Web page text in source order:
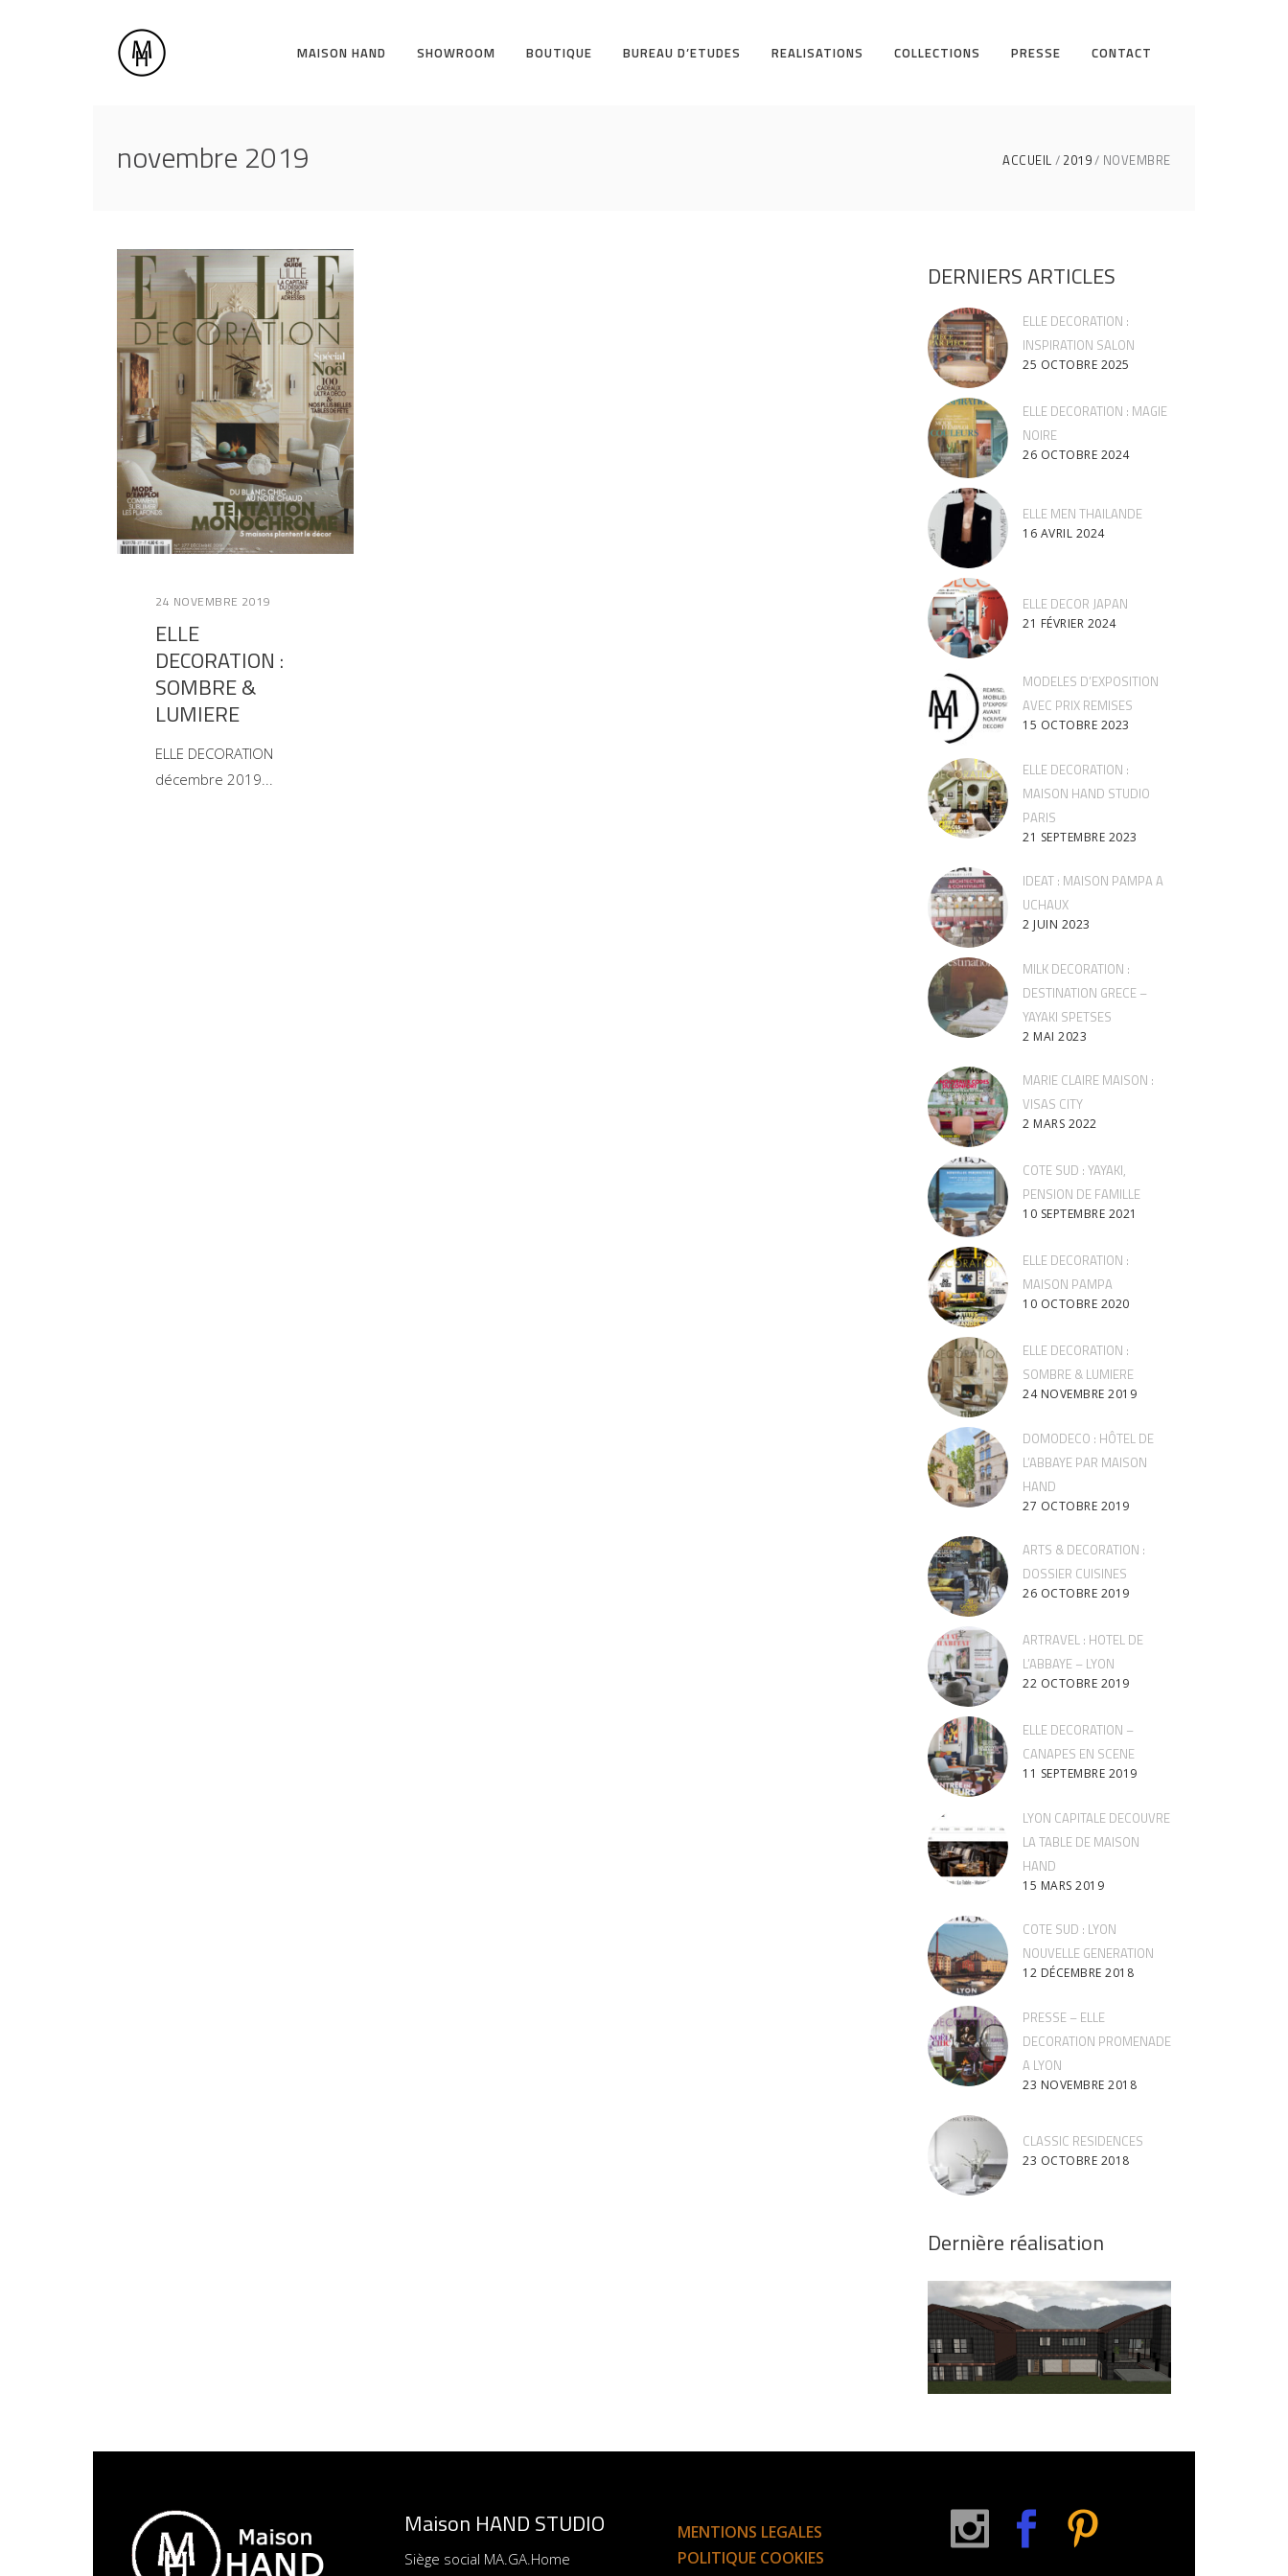
MAISON HAND SHOWROOM BOUTIQUE BUREAU D’ETUDES REALISATIONS COLLECTIONS PRESSE CONTACT
novembre 2019 ACCUEIL 2019 NOVEMBRE
24 NOVEMBRE 2019
ELLE
DECORATION :
SOMBRE &
LUMIERE
ELLE DECORATION
décembre 2019
DERNIERS ARTICLES
ELLE DECORATION :
INSPIRATION SALON
25 OCTOBRE 2025
ELLE DECORATION : MAGIE
NOIRE
26 OCTOBRE 2024
ELLE MEN THAILANDE
16 AVRIL 2024
ELLE DECOR JAPAN
21 FÉVRIER 2024
MODELES D’EXPOSITION
AVEC PRIX REMISES
15 OCTOBRE 2023
ELLE DECORATION :
MAISON HAND STUDIO
PARIS
21 SEPTEMBRE 2023
IDEAT : MAISON PAMPA A
UCHAUX
2 JUIN 2023
MILK DECORATION :
DESTINATION GRECE –
YAYAKI SPETSES
2 MAI 2023
MARIE CLAIRE MAISON :
VISAS CITY
2 MARS 2022
COTE SUD : YAYAKI,
PENSION DE FAMILLE
10 SEPTEMBRE 2021
ELLE DECORATION :
MAISON PAMPA
10 OCTOBRE 2020
ELLE DECORATION :
SOMBRE & LUMIERE
24 NOVEMBRE 2019
DOMODECO : HÔTEL DE
L’ABBAYE PAR MAISON
HAND
27 OCTOBRE 2019
ARTS & DECORATION :
DOSSIER CUISINES
26 OCTOBRE 2019
ARTRAVEL : HOTEL DE
L’ABBAYE – LYON
22 OCTOBRE 2019
ELLE DECORATION –
CANAPES EN SCENE
11 SEPTEMBRE 2019
LYON CAPITALE DECOUVRE
LA TABLE DE MAISON
HAND
15 MARS 2019
COTE SUD : LYON
NOUVELLE GENERATION
12 DÉCEMBRE 2018
PRESSE – ELLE
DECORATION PROMENADE
A LYON
23 NOVEMBRE 2018
CLASSIC RESIDENCES
23 OCTOBRE 2018
Dernière réalisation
Maison HAND STUDIO
Siège social MA.GA.Home
MENTIONS LEGALES
POLITIQUE COOKIES